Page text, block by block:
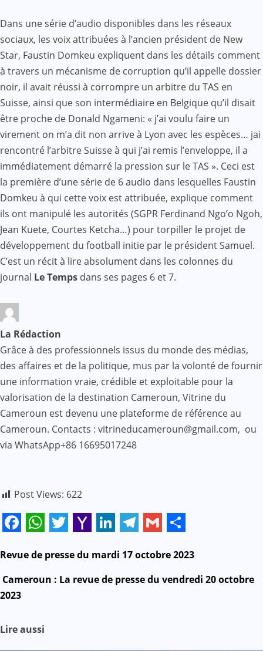
Dans une série d’audio disponibles dans les réseaux
sociaux, les voix attribuées à l’ancien président de New
Star, Faustin Domkeu expliquent dans les détails comment
à travers un mécanisme de corruption qu’il appelle dossier
noir, il avait réussi à corrompre un arbitre du TAS en
Suisse, ainsi que son intermédiaire en Belgique qu’il disait
être proche de Donald Ngameni: « j’ai voulu faire un
virement on m’a dit non arrive à Lyon avec les espèces… jai
rencontré l’arbitre Suisse à qui j’ai remis l’enveloppe, il a
immédiatement démarré la pression sur le TAS ». Ceci est
la première d’une série de 6 audio dans lesquelles Faustin
Domkeu à qui cette voix est attribuée, explique comment
ils ont manipulé les autorités (SGPR Ferdinand Ngo’o Ngoh,
Jean Kuete, Courtes Ketcha…) pour torpiller le projet de
développement du football initie par le président Samuel.
C’est un récit à lire absolument dans les colonnes du
journal Le Temps dans ses pages 6 et 7.
La Rédaction
Grâce à des professionnels issus du monde des médias,
des affaires et de la politique, mus par la volonté de fournir
une information vraie, crédible et exploitable pour la
valorisation de la destination Cameroun, Vitrine du
Cameroun est devenu une plateforme de référence au
Cameroun. Contacts : vitrineducameroun@gmail.com, ou
via WhatsApp+86 16695017248
Post Views: 622
Facebook
WhatsApp
Twitter
Yahoo
Mail
LinkedIn
Telegram
GmailShare
N
a
i
Revue de presse du mardi 17 octobre 2023
Cameroun : La revue de presse du vendredi 20 octobre
2023
Lire aussi